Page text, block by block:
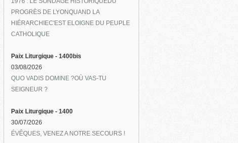
PROGRÈS DE LYONQUAND LA
HIÉRARCHIEC'EST ELOIGNE DU PEUPLE
CATHOLIQUE
Paix Liturgique - 1400bis
03/08/2026
QUO VADIS DOMINE ?OÙ VAS-TU
SEIGNEUR ?
Paix Liturgique - 1400
30/07/2026
ÉVÊQUES, VENEZ A NOTRE SECOURS !